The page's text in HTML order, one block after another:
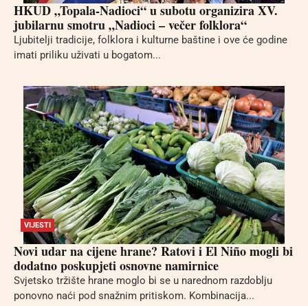
HKUD „Topala-Nadioci“ u subotu organizira XV.
jubilarnu smotru „Nadioci – večer folklora“
Ljubitelji tradicije, folklora i kulturne baštine i ove će godine
imati priliku uživati u bogatom...
VIJESTI
Novi udar na cijene hrane? Ratovi i El Niño mogli bi
dodatno poskupjeti osnovne namirnice
Svjetsko tržište hrane moglo bi se u narednom razdoblju
ponovno naći pod snažnim pritiskom. Kombinacija...